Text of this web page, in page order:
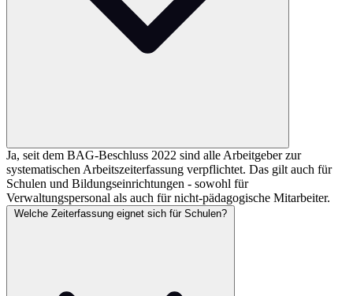
Ja, seit dem BAG-Beschluss 2022 sind alle Arbeitgeber zur
systematischen Arbeitszeiterfassung verpflichtet. Das gilt auch für
Schulen und Bildungseinrichtungen - sowohl für
Verwaltungspersonal als auch für nicht-pädagogische Mitarbeiter.
Welche Zeiterfassung eignet sich für Schulen?